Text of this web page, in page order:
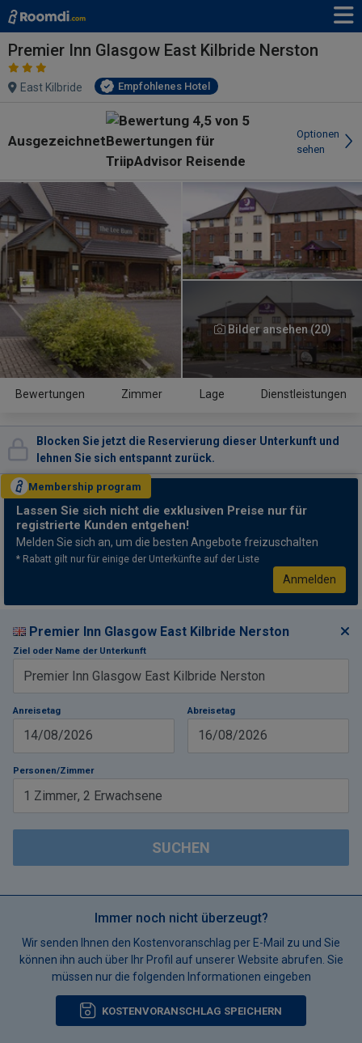
Premier Inn Glasgow East Kilbride Nerston
East Kilbride Empfohlenes Hotel
Ausgezeichnet
Optionen
sehen
Bilder ansehen (20)
Bewertungen Zimmer Lage Dienstleistungen
Blocken Sie jetzt die Reservierung dieser Unterkunft und
lehnen Sie sich entspannt zurück.
Membership program
Lassen Sie sich nicht die exklusiven Preise nur für
registrierte Kunden entgehen!
Melden Sie sich an, um die besten Angebote freizuschalten
* Rabatt gilt nur für einige der Unterkünfte auf der Liste
Anmelden
Premier Inn Glasgow East Kilbride Nerston
Ziel oder Name der Unterkunft
Anreisetag
14/08/2026
Abreisetag
16/08/2026
Personen/Zimmer
1 Zimmer, 2 Erwachsene
SUCHEN
Immer noch nicht überzeugt?
Wir senden Ihnen den Kostenvoranschlag per E-Mail zu und Sie
können ihn auch über Ihr Profil auf unserer Website abrufen. Sie
müssen nur die folgenden Informationen eingeben
KOSTENVORANSCHLAG SPEICHERN